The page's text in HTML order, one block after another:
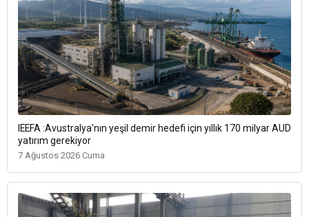
IEEFA :Avustralya’nın yeşil demir hedefi için yıllık 170 milyar AUD
yatırım gerekiyor
7 Ağustos 2026 Cuma